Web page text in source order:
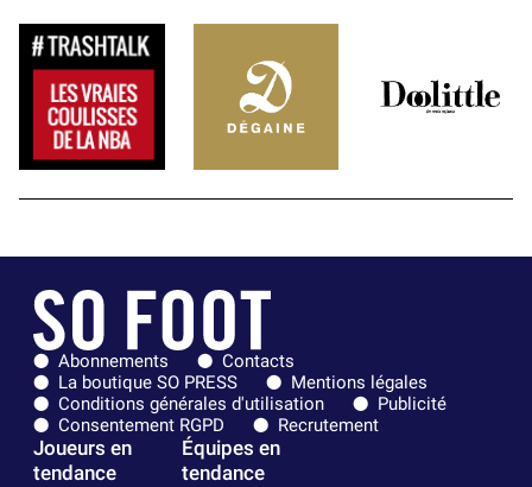
Abonnements
Contacts
La boutique SO PRESS
Mentions légales
Conditions générales d'utilisation
Publicité
Consentement RGPD
Recrutement
Joueurs en
tendance
Équipes en
tendance